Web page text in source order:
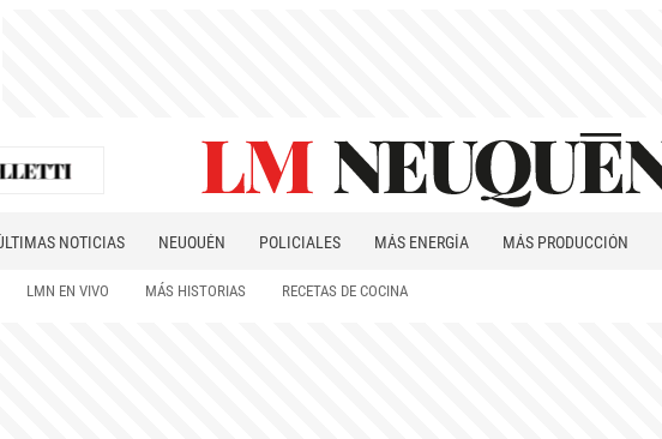
NOTICIAS NEUQUÉN POLICIALES MÁS ENERGÍA MÁS PRODUCCIÓN
LMN EN VIVO MÁS HISTORIAS RECETAS DE COCINA